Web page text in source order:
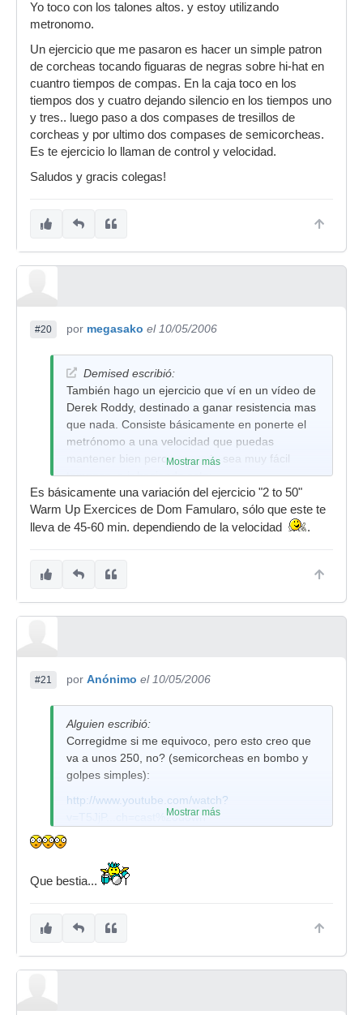
Yo toco con los talones altos. y estoy utilizando
metronomo.
Un ejercicio que me pasaron es hacer un simple patron
de corcheas tocando figuaras de negras sobre hi-hat en
cuantro tiempos de compas. En la caja toco en los
tiempos dos y cuatro dejando silencio en los tiempos uno
y tres.. luego paso a dos compases de tresillos de
corcheas y por ultimo dos compases de semicorcheas.
Es te ejercicio lo llaman de control y velocidad.
Saludos y gracis colegas!
#20 por megasako el 10/05/2006
Demised escribió:
También hago un ejercicio que ví en un vídeo de
Derek Roddy, destinado a ganar resistencia mas
que nada. Consiste básicamente en ponerte el
metrónomo a una velocidad que puedas
mantener bien pero que no te sea muy fácil
tampoco, e ir haciendo esto:
-DDDDIIII 2 minutos
-DDDDDDDDIIIIIIII 2 minutos
-DDDDDDDDDDDDDDDDIIIIIIIIIIIIIIII 2 minutos
-DIDIDIDIDIDI... otros 2 minutos
Mostrar más
Es básicamente una variación del ejercicio "2 to 50"
Warm Up Exercices de Dom Famularo, sólo que este te
lleva de 45-60 min. dependiendo de la velocidad
.
#21 por Anónimo el 10/05/2006
Alguien escribió:
Corregidme si me equivoco, pero esto creo que
va a unos 250, no? (semicorcheas en bombo y
golpes simples):
http://www.youtube.com/watch?
v=T5JjP...ch=cast%20down
Mostrar más
Que bestia...